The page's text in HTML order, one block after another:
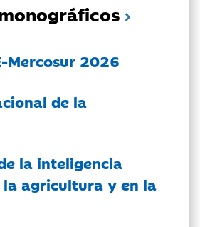
Mercosur 2026
de la
la inteligencia
agricultura y en la